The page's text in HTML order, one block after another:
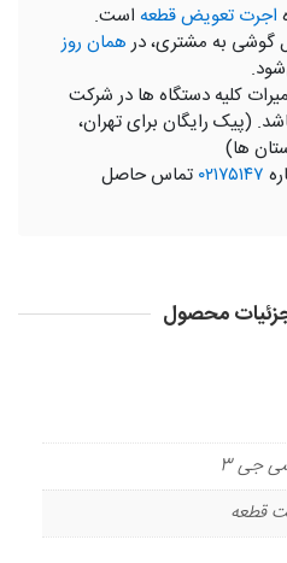
اجرت تعویض قطعه است.
گوشی به مشتری، درهمان روز
کلیه دستگاه ها در شرکت
(پیک رایگان برای تهران،
ها)
۰۲۱۷۵۱۴۷ تماس حاصل
محصول
جی 3
قطعه